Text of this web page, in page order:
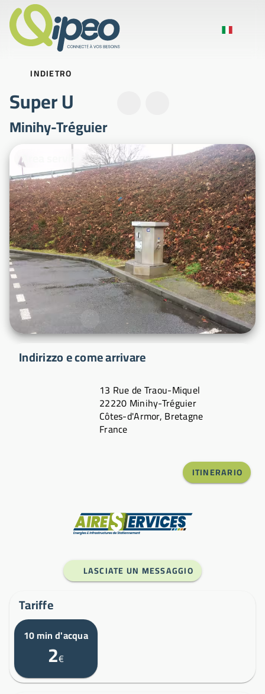
INDIETRO
Super U
Minihy-Tréguier
Foto illustrative
Area servizi
Indirizzo e come arrivare
13 Rue de Traou-Miquel
22220 Minihy-Tréguier
Côtes-d'Armor, Bretagne
France
ITINERARIO
Produttore
LASCIATE UN MESSAGGIO
Tariffe
10 min d'acqua
2€